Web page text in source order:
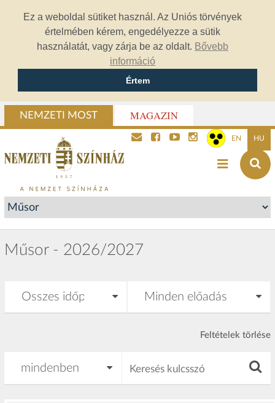
Ez a weboldal sütiket használ. Az Uniós törvények
értelmében kérem, engedélyezze a sütik
használatát, vagy zárja be az oldalt. Bővebb
információ
Értem
NEMZETI MOST MAGAZIN
EN HU
Műsor - 2026/2027
Feltételek törlése